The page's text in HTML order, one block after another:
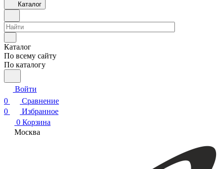
Каталог
Каталог
По всему сайту
По каталогу
Войти
0
Сравнение
0
Избранное
0 Корзина
Москва